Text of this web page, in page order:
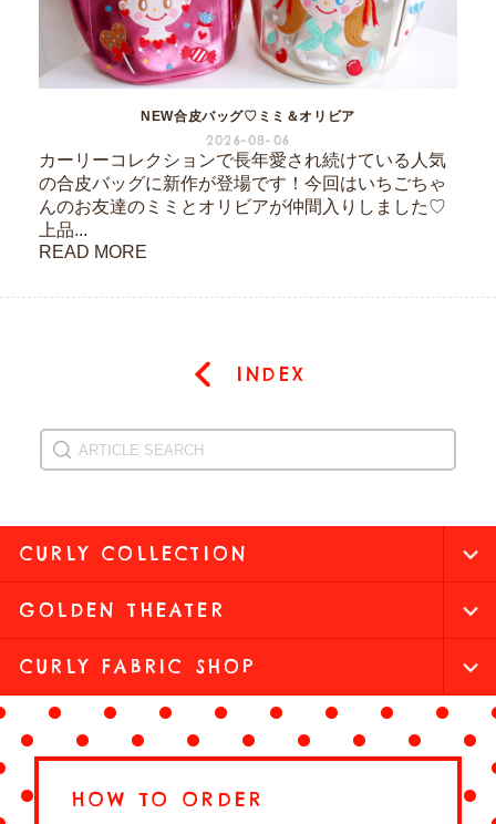
NEW合皮バッグ♡ミミ＆オリビア
2026-08-06
カーリーコレクションで長年愛され続けている人気
の合皮バッグに新作が登場です！今回はいちごちゃ
んのお友達のミミとオリビアが仲間入りしました♡
上品...
READ MORE
INDEX
CURLY COLLECTION
GOLDEN THEATER
CURLY FABRIC SHOP
HOW TO ORDER